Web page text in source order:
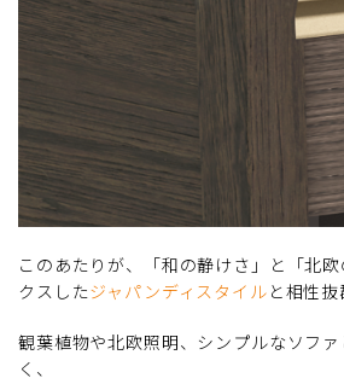
このあたりが、「和の静けさ」と「北
クスしたジャパンディスタイル と相性抜
観葉植物や北欧照明、シンプルなソフ
く、